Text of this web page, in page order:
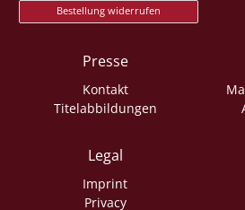
Bestellung widerrufen
Presse
Kontakt
Titelabbildungen
Legal
Imprint
Privacy